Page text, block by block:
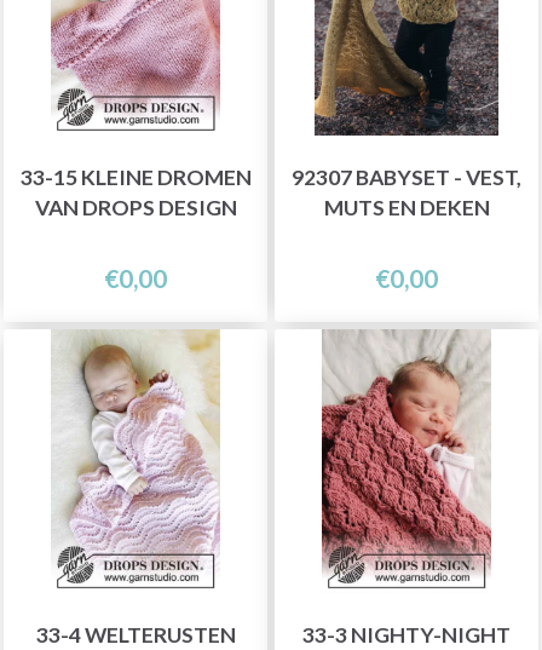
33-15 KLEINE DROMEN
VAN DROPS DESIGN
€0,00
92307 BABYSET - VEST,
MUTS EN DEKEN
€0,00
33-4 WELTERUSTEN
33-3 NIGHTY-NIGHT